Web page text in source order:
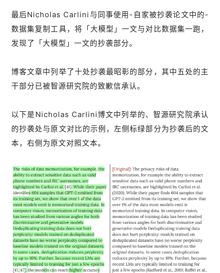
最后Nicholas Carlini与同事使用-自家被抄袭论文中的-
数据集复制工具，将「大模型」一文与对比数据集一跑，
发现了「大模型」一文的抄袭部分。
博客文章中列举了十处抄袭最昭彰的部分，其中五处的主
干部分已被智源研究院的致歉信承认。
以下是Nicholas Carlini博文中列举的、智源研究院承认
的抄袭处与原文对比的示例，左侧标绿部分为抄袭后的文
本，右侧为原文对照文本。